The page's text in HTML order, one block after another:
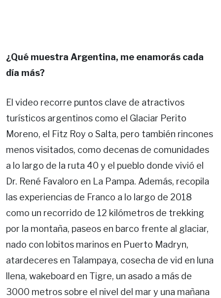
¿Qué muestra Argentina, me enamorás cada
día más?
El video recorre puntos clave de atractivos
turísticos argentinos como el Glaciar Perito
Moreno, el Fitz Roy o Salta, pero también rincones
menos visitados, como decenas de comunidades
a lo largo de la ruta 40 y el pueblo donde vivió el
Dr. René Favaloro en La Pampa. Además, recopila
las experiencias de Franco a lo largo de 2018
como un recorrido de 12 kilómetros de trekking
por la montaña, paseos en barco frente al glaciar,
nado con lobitos marinos en Puerto Madryn,
atardeceres en Talampaya, cosecha de vid en luna
llena, wakeboard en Tigre, un asado a más de
3000 metros sobre el nivel del mar y una mañana